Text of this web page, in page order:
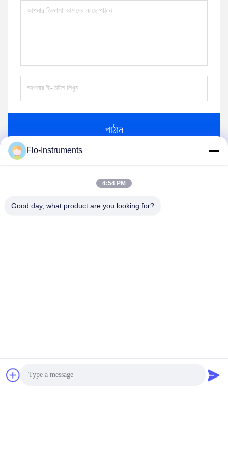
পাঠান
অনুরূপ পণ্য
Flo-Instruments
4:54 PM
Good day, what product are you looking for?